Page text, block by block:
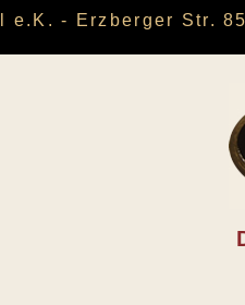
e.K. - Erzberger Str.